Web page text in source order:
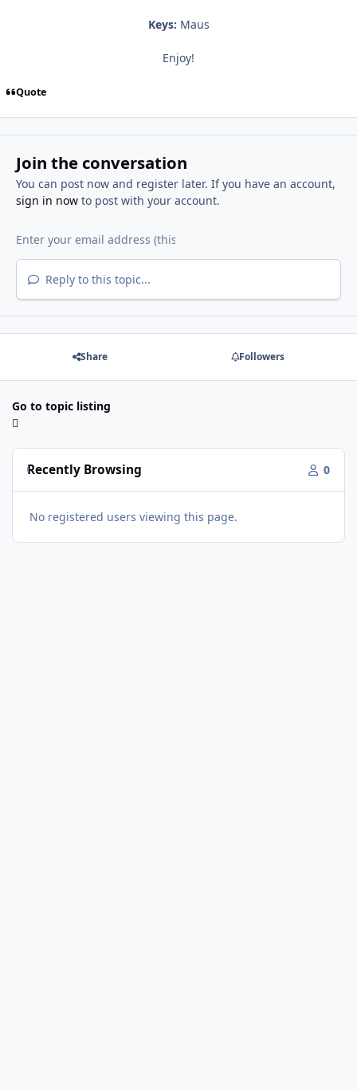
Keys: Maus
Enjoy!
Quote
Join the conversation
You can post now and register later. If you have an account,
sign in nowto post with your account.
Reply to this topic...
Share Followers
Go to topic listing
Recently Browsing 0
No registered users viewing this page.